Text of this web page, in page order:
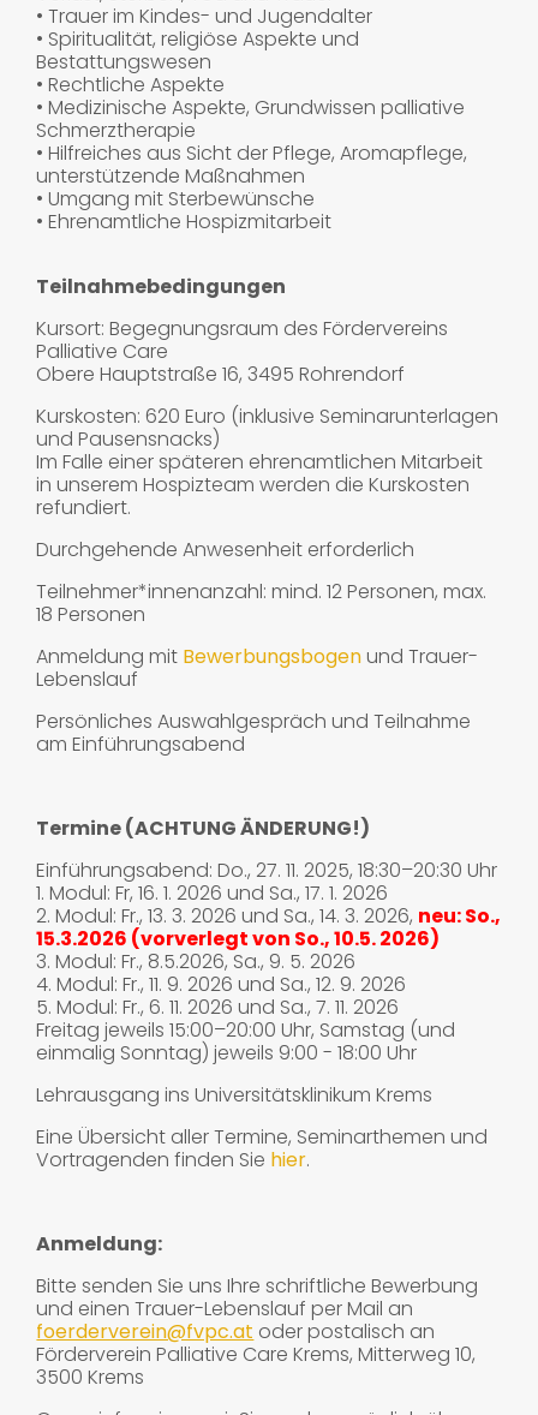
• Trauer im Kindes- und Jugendalter
• Spiritualität, religiöse Aspekte und
Bestattungswesen
• Rechtliche Aspekte
• Medizinische Aspekte, Grundwissen palliative
Schmerztherapie
• Hilfreiches aus Sicht der Pflege, Aromapflege,
unterstützende Maßnahmen
• Umgang mit Sterbewünsche
• Ehrenamtliche Hospizmitarbeit
Teilnahmebedingungen
Kursort: Begegnungsraum des Fördervereins
Palliative Care
Obere Hauptstraße 16, 3495 Rohrendorf
Kurskosten: 620 Euro (inklusive Seminarunterlagen
und Pausensnacks)
Im Falle einer späteren ehrenamtlichen Mitarbeit
in unserem Hospizteam werden die Kurskosten
refundiert.
Durchgehende Anwesenheit erforderlich
Teilnehmer*innenanzahl: mind. 12 Personen, max.
18 Personen
Anmeldung mit Bewerbungsbogenund Trauer-
Lebenslauf
Persönliches Auswahlgespräch und Teilnahme
am Einführungsabend
Termine (ACHTUNG ÄNDERUNG!)
Einführungsabend: Do., 27. 11. 2025, 18:30–20:30 Uhr
1. Modul: Fr, 16. 1. 2026 und Sa., 17. 1. 2026
2. Modul: Fr., 13. 3. 2026 und Sa., 14. 3. 2026, neu: So.,
15.3.2026 (vorverlegt von So., 10.5. 2026)
3. Modul: Fr., 8.5.2026, Sa., 9. 5. 2026
4. Modul: Fr., 11. 9. 2026 und Sa., 12. 9. 2026
5. Modul: Fr., 6. 11. 2026 und Sa., 7. 11. 2026
Freitag jeweils 15:00–20:00 Uhr, Samstag (und
einmalig Sonntag) jeweils 9:00 - 18:00 Uhr
Lehrausgang ins Universitätsklinikum Krems
Eine Übersicht aller Termine, Seminarthemen und
Vortragenden finden Sie hier.
Anmeldung:
Bitte senden Sie uns Ihre schriftliche Bewerbung
und einen Trauer-Lebenslauf per Mail an
foerderverein@fvpc.at oder postalisch an
Förderverein Palliative Care Krems, Mitterweg 10,
3500 Krems